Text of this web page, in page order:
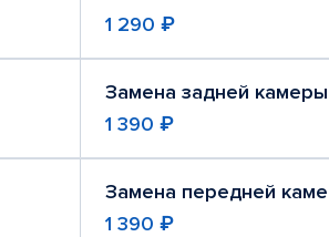
1 290 ₽
Замена задней камеры
1 390 ₽
Замена передней
1 390 ₽